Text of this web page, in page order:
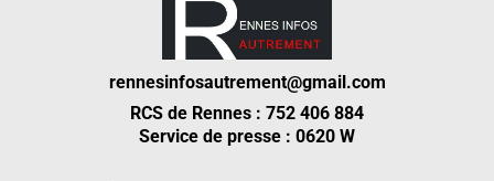
rennesinfosautrement@gmail.com
RCS de Rennes : 752 406 884
Service de presse : 0620 W